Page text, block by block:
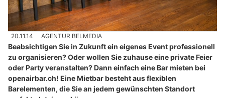
20.11.14 AGENTUR BELMEDIA
Beabsichtigen Sie in Zukunft ein eigenes Event professionell
zu organisieren? Oder wollen Sie zuhause eine private Feier
oder Party veranstalten? Dann einfach eine Bar mieten bei
openairbar.ch! Eine Mietbar besteht aus flexiblen
Barelementen, die Sie an jedem gewünschten Standort